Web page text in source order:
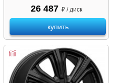
26 487 ₽ / диск
купить